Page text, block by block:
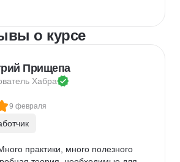
о курсе
Прищепа
Хабра
9 февраля
практики, много полезного